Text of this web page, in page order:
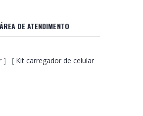
DE ATENDIMENTO
] [ Kit carregador de celular